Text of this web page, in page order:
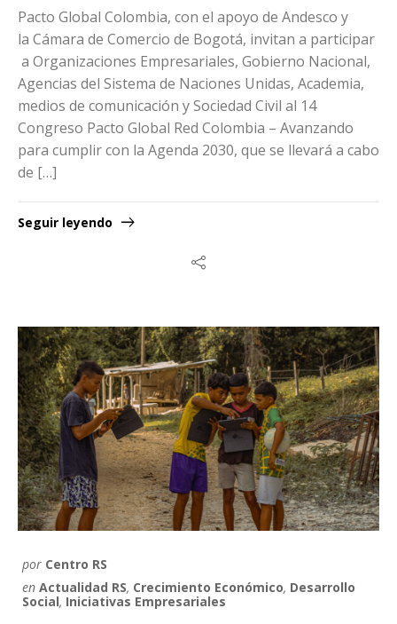
Pacto Global Colombia, con el apoyo de Andesco y
la Cámara de Comercio de Bogotá, invitan a participar
a Organizaciones Empresariales, Gobierno Nacional,
Agencias del Sistema de Naciones Unidas, Academia,
medios de comunicación y Sociedad Civil al 14
Congreso Pacto Global Red Colombia – Avanzando
para cumplir con la Agenda 2030, que se llevará a cabo
de […]
Seguir leyendo
por Centro RS
en Actualidad RS, Crecimiento Económico, Desarrollo
Social, Iniciativas Empresariales